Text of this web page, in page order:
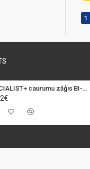
1
SPECIALIST+ caurumu zāģis BI-METAL, 95 mm